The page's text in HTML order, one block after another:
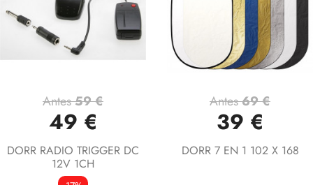
Antes59 €
49 €
DORR RADIO TRIGGER DC
12V 1CH
Antes69 €
39 €
DORR 7 EN 1 102 X 168